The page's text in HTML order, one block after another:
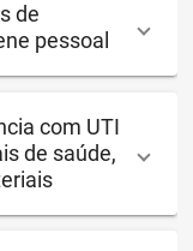
de
pessoal
com UTI
de saúde,